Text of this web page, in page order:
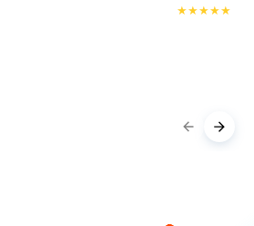
★★★★★